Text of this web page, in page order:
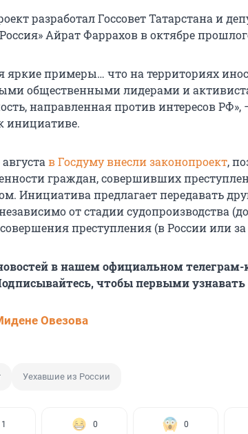
разработал Госсовет Татарстана и
Айрат Фаррахов в октябре
яркие примеры… что на территориях
общественными лидерами и
направленная против интересов
инициативе.
в Госдуму внесли законопроект,
граждан, совершивших
Инициатива предлагает передавать
от стадии судопроизводства
преступления (в России или
в нашем официальном телеграм-
чтобы первыми
Овезова
Уехавшие из России
1 0 0